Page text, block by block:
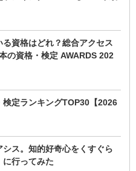
資格はどれ？総合アクセス
の資格・検定 AWARDS 202
定ランキングTOP30【2026
ス。知的好奇心をくすぐら
に行ってみた